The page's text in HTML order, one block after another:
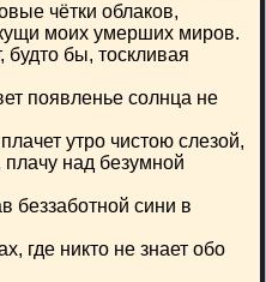
чётки облаков,
моих умерших миров.
будто бы, тоскливая
появленье солнца не
утро чистою слезой,
плачу над безумной
беззаботной сини в
где никто не знает обо